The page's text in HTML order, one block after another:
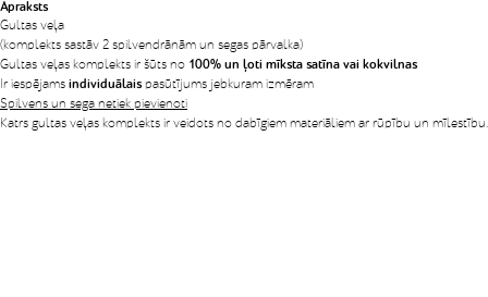
Apraksts
Gultas veļa
(komplekts sastāv 2 spilvendrānām un segas pārvalka)
Gultas veļas komplekts ir šūts no 100% un ļoti mīksta satīna vai kokvilnas
Ir iespējams individuālais pasūtījums jebkuram izmēram
Spilvens un sega netiek pievienoti
Katrs gultas veļas komplekts ir veidots no dabīgiem materiāliem ar rūpību un mīlestību.